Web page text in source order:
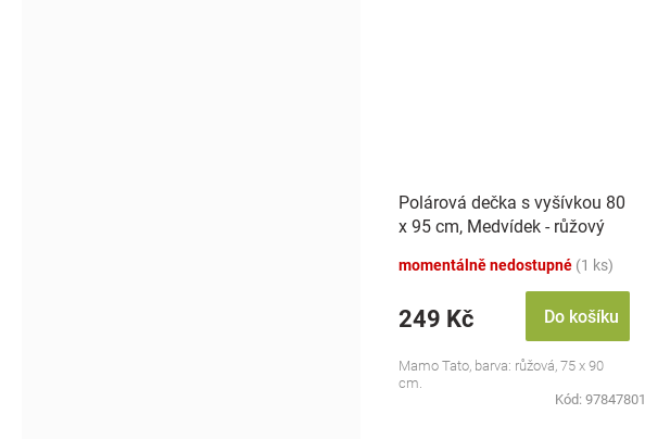
Polárová dečka s vyšívkou 80
x 95 cm, Medvídek - růžový
momentálně nedostupné (1 ks)
249 Kč Do košíku
Mamo Tato, barva: růžová, 75 x 90
cm.
Kód: 97847801